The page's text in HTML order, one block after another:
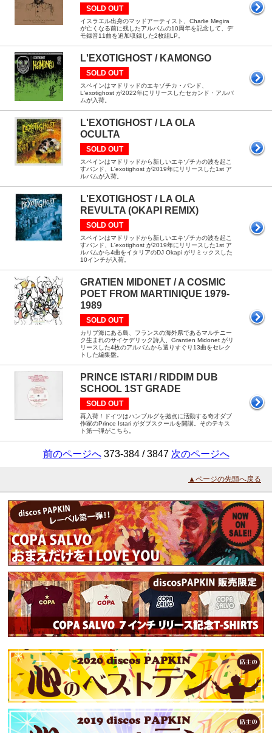
SOLD OUT
イスラエル出身のマッドアーティスト、Charlie Megira
が亡くなる前に残したアルバムの10周年を記念して、デ
モ録音11曲を追加収録した2枚組LP。
L'EXOTIGHOST / KAMONGO
SOLD OUT
スペインはマドリッドのエキゾチカ・バンド、
L'exotighost が2022年にリリースしたセカンド・アルバ
ムが入荷。
L'EXOTIGHOST / LA OLA
OCULTA
SOLD OUT
スペインはマドリッドから新しいエキゾチカの波を起こ
すバンド、L'exotighost が2019年にリリースした1st ア
ルバムが入荷。
L'EXOTIGHOST / LA OLA
REVULTA (OKAPI REMIX)
SOLD OUT
スペインはマドリッドから新しいエキゾチカの波を起こ
すバンド、L'exotighost が2019年にリリースした1st ア
ルバムから4曲をイタリアのDJ Okapi がリミックスした
10インチが入荷。
GRATIEN MIDONET / A COSMIC
POET FROM MARTINIQUE 1979-
1989
SOLD OUT
カリブ海にある島、フランスの海外県であるマルチニー
ク生まれのサイケデリック詩人、Grantien Midonet がリ
リースした4枚のアルバムから選りすぐり13曲をセレク
トした編集盤。
PRINCE ISTARI / RIDDIM DUB
SCHOOL 1ST GRADE
SOLD OUT
再入荷！ドイツはハンブルグを拠点に活動する奇才ダブ
作家のPrince Istari がダブスクールを開講。そのテキス
ト第一弾がこちら。
前のページへ373-384 / 3847 次のページへ
▲ページの先頭へ戻る